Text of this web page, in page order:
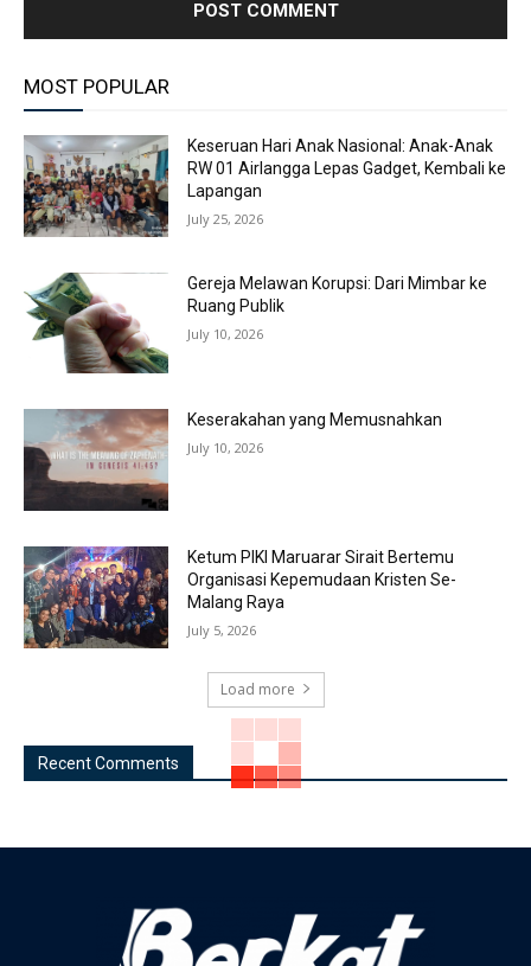
MOST POPULAR
Keseruan Hari Anak Nasional: Anak-Anak
RW 01 Airlangga Lepas Gadget, Kembali ke
Lapangan
July 25, 2026
Gereja Melawan Korupsi: Dari Mimbar ke
Ruang Publik
July 10, 2026
Keserakahan yang Memusnahkan
July 10, 2026
Ketum PIKI Maruarar Sirait Bertemu
Organisasi Kepemudaan Kristen Se-
Malang Raya
July 5, 2026
Load more
Recent Comments